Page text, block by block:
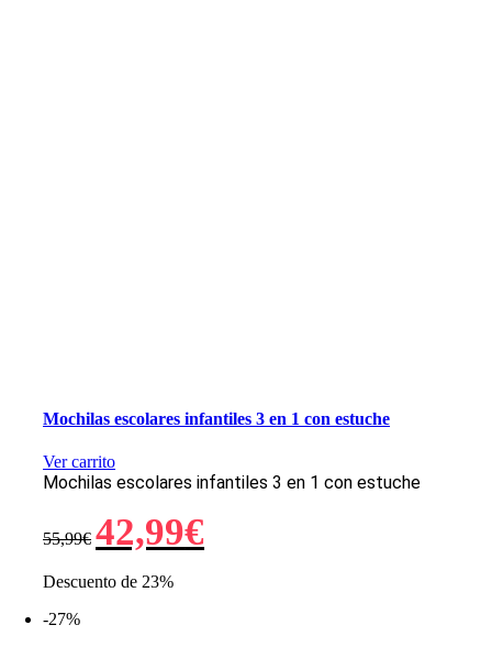
Mochilas escolares infantiles 3 en 1 con estuche
Ver carrito
Mochilas escolares infantiles 3 en 1 con estuche
55,99€
El
precio
era:
42,99€
Descuento de 23%
-27%